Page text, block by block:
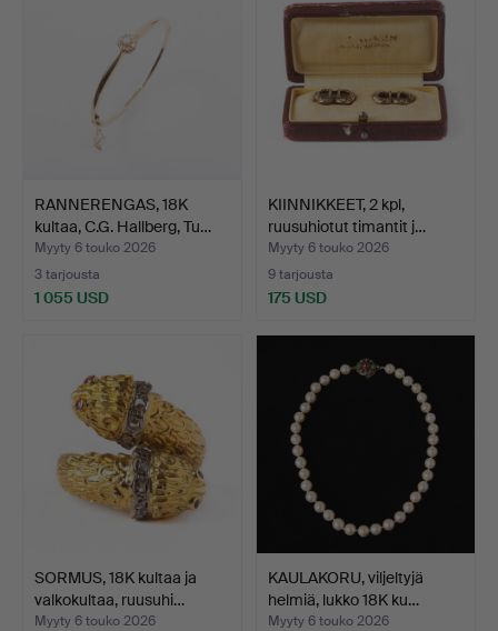
RANNERENGAS, 18K
kultaa, C.G. Hallberg, Tu…
Myyty 6 touko 2026
3 tarjousta
1 055 USD
KIINNIKKEET, 2 kpl,
ruusuhiotut timantit j…
Myyty 6 touko 2026
9 tarjousta
175 USD
SORMUS, 18K kultaa ja
valkokultaa, ruusuhi…
Myyty 6 touko 2026
KAULAKORU, viljeltyjä
helmiä, lukko 18K ku…
Myyty 6 touko 2026